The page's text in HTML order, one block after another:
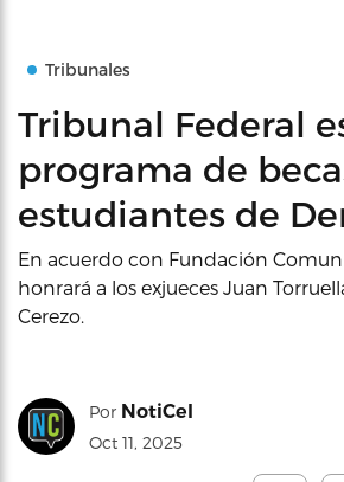
Tribunales
Tribunal Federal
programa de
estudiantes de
En acuerdo con Fundación
honrará a los exjueces Juan
Cerezo.
Por NotiCel
Oct 11, 2025